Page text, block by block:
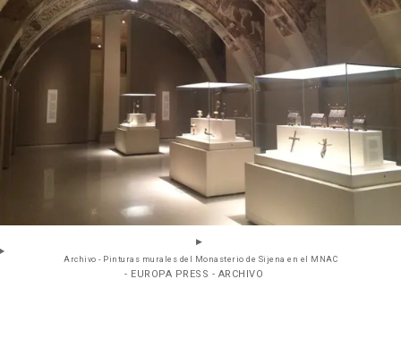
Archivo - Pinturas murales del Monasterio de Sijena en el MNAC
- EUROPA PRESS - ARCHIVO